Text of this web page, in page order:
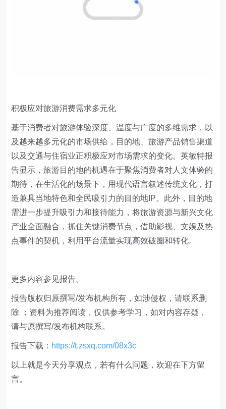
积极应对旅游消费需求多元化
基于消费者对旅游体验深度、温度与广度的多维需求，以
及越来越多元化的市场供给，目的地、旅游产品销售渠道
以及交通与住宿业正积极应对市场需求的变化。英敏特报
告显示，旅游目的地的机遇在于聚焦消费者对人文体验的
期待，在生活化的场景下，用现代语言叙述传统文化，打
造兼具当地特色和全民吸引力的目的地IP。此外，目的地
需进一步提升吸引力和接待能力，将旅游资源与新兴文化
产业全面融合，抓住关键消费节点，借助影视、文娱及热
点事件的契机，利用平台流量实现高效破圈和转化。
更多内容参见报告。
​报告版权归原撰写/发布机构所有，如涉侵权，请联系删
除 ；资料为推荐阅读，仅供参考学习，如对内容存疑，
请与原撰写/发布机构联系。
报告下载： https://t.zsxq.com/08x3c
以上就是今天分享观点，若有什么问题，欢迎在下方留
言。